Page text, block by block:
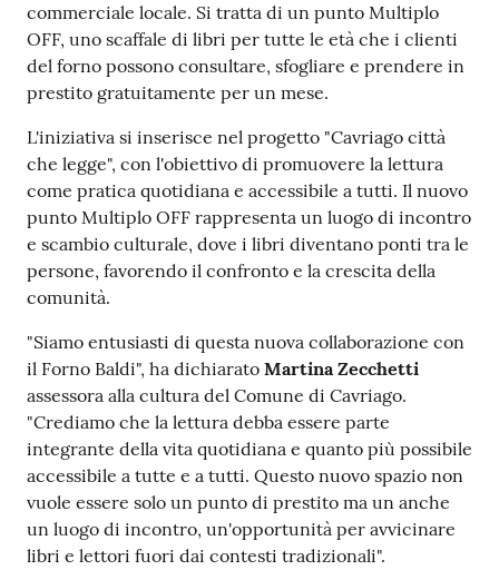
Sostieni
Per
saperne
di
più
Contatti
e
orari
Seguici
su
commerciale locale. Si tratta di un punto Multiplo
OFF, uno scaffale di libri per tutte le età che i clienti
del forno possono consultare, sfogliare e prendere in
prestito gratuitamente per un mese.
L'iniziativa si inserisce nel progetto "Cavriago città
che legge", con l'obiettivo di promuovere la lettura
come pratica quotidiana e accessibile a tutti. Il nuovo
punto Multiplo OFF rappresenta un luogo di incontro
e scambio culturale, dove i libri diventano ponti tra le
persone, favorendo il confronto e la crescita della
comunità.
"Siamo entusiasti di questa nuova collaborazione con
il Forno Baldi", ha dichiarato Martina Zecchetti
assessora alla cultura del Comune di Cavriago.
"Crediamo che la lettura debba essere parte
integrante della vita quotidiana e quanto più possibile
accessibile a tutte e a tutti. Questo nuovo spazio non
vuole essere solo un punto di prestito ma un anche
un luogo di incontro, un'opportunità per avvicinare
libri e lettori fuori dai contesti tradizionali".